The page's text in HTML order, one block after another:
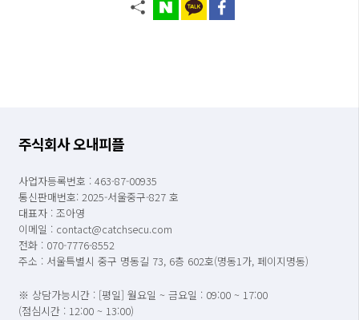
주식회사 오내피플
사업자등록번호 : 463-87-00935
통신판매번호: 2025-서울중구-827 호
대표자 : 조아영
이메일 : contact@catchsecu.com
전화 : 070-7776-8552
주소 : 서울특별시 중구 명동길 73, 6층 602호(명동1가, 페이지명동)
※ 상담가능시간 : [평일] 월요일 ~ 금요일 : 09:00 ~ 17:00
(점심시간 : 12:00 ~ 13:00)